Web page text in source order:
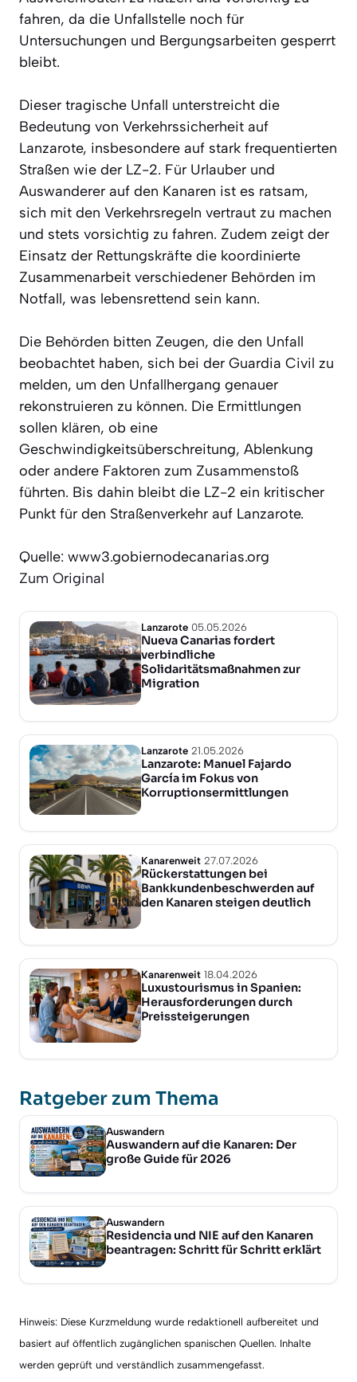
fahren, da die Unfallstelle noch für
Untersuchungen und Bergungsarbeiten gesperrt
bleibt.
Dieser tragische Unfall unterstreicht die
Bedeutung von Verkehrssicherheit auf
Lanzarote, insbesondere auf stark frequentierten
Straßen wie der LZ-2. Für Urlauber und
Auswanderer auf den Kanaren ist es ratsam,
sich mit den Verkehrsregeln vertraut zu machen
und stets vorsichtig zu fahren. Zudem zeigt der
Einsatz der Rettungskräfte die koordinierte
Zusammenarbeit verschiedener Behörden im
Notfall, was lebensrettend sein kann.
Die Behörden bitten Zeugen, die den Unfall
beobachtet haben, sich bei der Guardia Civil zu
melden, um den Unfallhergang genauer
rekonstruieren zu können. Die Ermittlungen
sollen klären, ob eine
Geschwindigkeitsüberschreitung, Ablenkung
oder andere Faktoren zum Zusammenstoß
führten. Bis dahin bleibt die LZ-2 ein kritischer
Punkt für den Straßenverkehr auf Lanzarote.
Quelle: www3.gobiernodecanarias.org
Zum Original
Lanzarote 05.05.2026
Nueva Canarias fordert
verbindliche
Solidaritätsmaßnahmen zur
Migration
Lanzarote 21.05.2026
Lanzarote: Manuel Fajardo
García im Fokus von
Korruptionsermittlungen
Kanarenweit 27.07.2026
Rückerstattungen bei
Bankkundenbeschwerden auf
den Kanaren steigen deutlich
Kanarenweit 18.04.2026
Luxustourismus in Spanien:
Herausforderungen durch
Preissteigerungen
Ratgeber zum Thema
Auswandern
Auswandern auf die Kanaren: Der
große Guide für 2026
Auswandern
Residencia und NIE auf den Kanaren
beantragen: Schritt für Schritt erklärt
Hinweis: Diese Kurzmeldung wurde redaktionell aufbereitet und
basiert auf öffentlich zugänglichen spanischen Quellen. Inhalte
werden geprüft und verständlich zusammengefasst.